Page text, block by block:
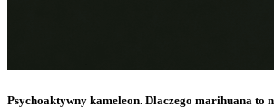
Psychoaktywny kameleon. Dlaczego marihuana to